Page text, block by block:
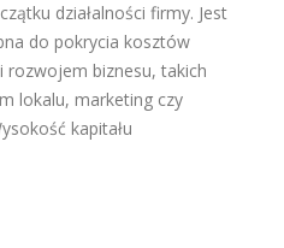
działalności firmy. Jest
do pokrycia kosztów
rozwojem biznesu, takich
lokalu, marketing czy
kapitału